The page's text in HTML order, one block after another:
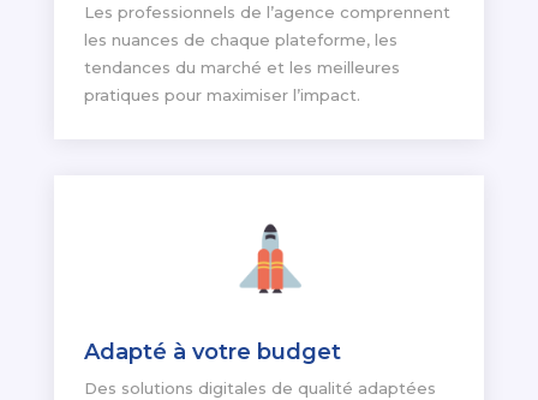
Les professionnels de l’agence comprennent
les nuances de chaque plateforme, les
tendances du marché et les meilleures
pratiques pour maximiser l’impact.
Adapté à votre budget
Des solutions digitales de qualité adaptées